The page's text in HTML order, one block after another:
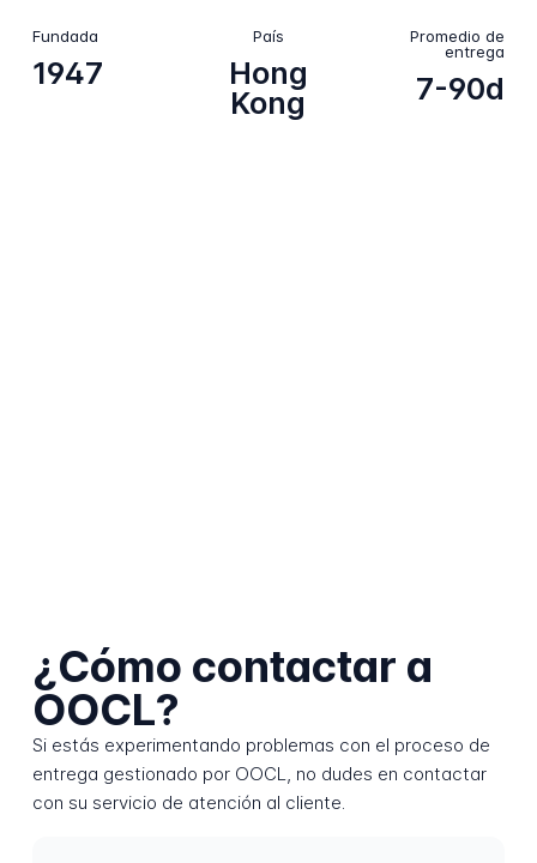
Fundada
1947
País
Hong
Kong
Promedio de
entrega
7-90d
¿Cómo contactar a
OOCL?
Si estás experimentando problemas con el proceso de
entrega gestionado por OOCL, no dudes en contactar
con su servicio de atención al cliente.